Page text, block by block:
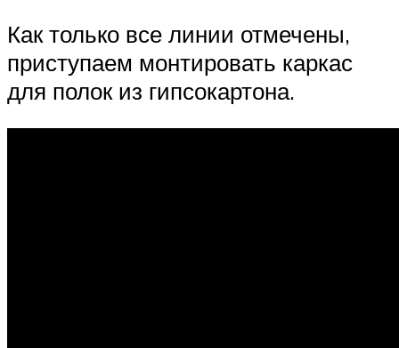
Как только все линии отмечены,
приступаем монтировать каркас
для полок из гипсокартона.